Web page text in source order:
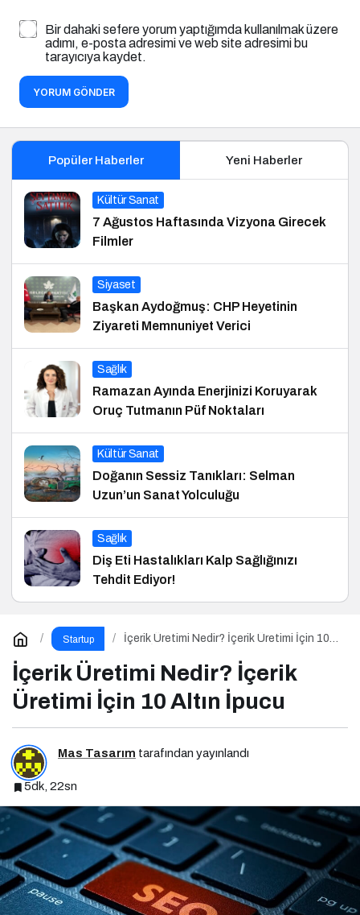
Bir dahaki sefere yorum yaptığımda kullanılmak üzere
adımı, e-posta adresimi ve web site adresimi bu
tarayıcıya kaydet.
YORUM GÖNDER
Popüler Haberler Yeni Haberler
Kültür Sanat
7 Ağustos Haftasında Vizyona Girecek
Filmler
Siyaset
Başkan Aydoğmuş: CHP Heyetinin
Ziyareti Memnuniyet Verici
Sağlık
Ramazan Ayında Enerjinizi Koruyarak
Oruç Tutmanın Püf Noktaları
Kültür Sanat
Doğanın Sessiz Tanıkları: Selman
Uzun’un Sanat Yolculuğu
Sağlık
Diş Eti Hastalıkları Kalp Sağlığınızı
Tehdit Ediyor!
Startup
İçerik Üretimi Nedir? İçerik Üretimi İçin 10
İçerik Üretimi Nedir? İçerik
Üretimi İçin 10 Altın İpucu
Mas Tasarım tarafından yayınlandı
5dk, 22sn